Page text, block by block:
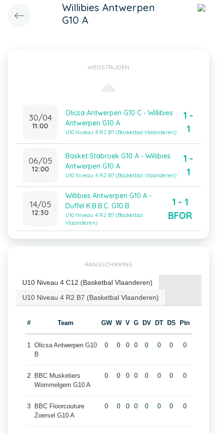
Willibies Antwerpen
G10 A
WEDSTRIJDEN
30/04
11:00
Olicsa Antwerpen G10 C - Willibies
Antwerpen G10 A
U10 Niveau 4 R2 B7 (Basketbal Vlaanderen)
1 -
1
06/05
12:00
Basket Stabroek G10 A - Willibies
Antwerpen G10 A
U10 Niveau 4 R2 B7 (Basketbal Vlaanderen)
1 -
1
14/05
12:30
Willibies Antwerpen G10 A -
Duffel K.B.B.C. G10 B
U10 Niveau 4 R2 B7 (Basketbal
Vlaanderen)
1 - 1
BFOR
RANGSCHIKKING
U10 Niveau 4 C12 (Basketbal Vlaanderen)
U10 Niveau 4 R2 B7 (Basketbal Vlaanderen)
# Team GW W V G DV DT DS Ptn
1 Olicsa Antwerpen G10
B
0 0 0 0 0 0 0 0
2
BBC Musketiers
Wommelgem G10 A
0 0 0 0 0 0 0 0
3
BBC Floorcouture
Zoersel G10 A
0 0 0 0 0 0 0 0